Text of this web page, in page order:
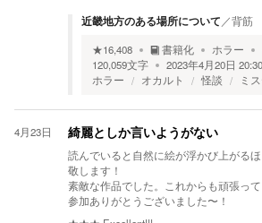
近畿地方のある場所について ／背筋
★16,408 書籍化 ホラー
120,059文字 2023年4月20日 20:30
ホラー
オカルト 怪談 ミ
4月23日 綺麗としか言いようがない
読んでいると自然に絵が浮かび上がる
敬します！
素敵な作品でした。これからも頑張って
参加ありがとうございました〜！